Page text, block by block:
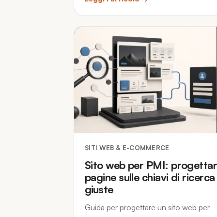
SITI WEB & E-COMMERCE
Sito web per PMI:
pagine sulle chiavi di ricerca
giuste
Guida per progettare un sito web per